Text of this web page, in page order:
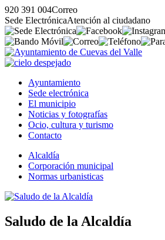
920 391 004Correo
Sede ElectrónicaAtención al ciudadano
Ayuntamiento
Sede electrónica
El municipio
Noticias y fotografías
Ocio, cultura y turismo
Contacto
Alcaldía
Corporación municipal
Normas urbanisticas
Saludo de la Alcaldía